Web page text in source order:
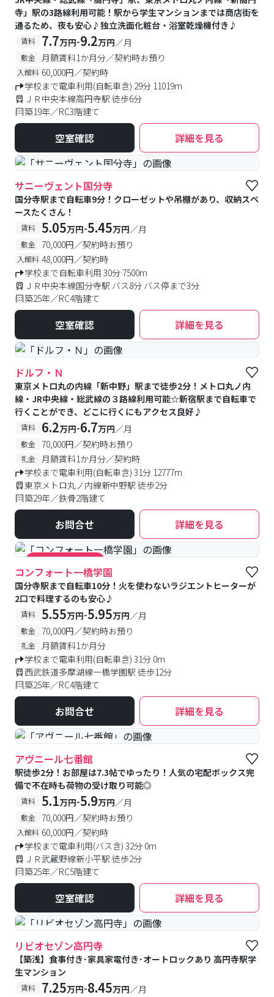
寺」駅の3路線利用可能！駅から学生マンションまでは商店街を
通るため、夜も安心♪独立洗面化粧台・浴室乾燥機付き♪
賃料 7.7万円-9.2万円／月
敷金 月額賃料1か月分／契約時お預り
入館料 60,000円／契約時
学校まで電車利用(自転車含) 29分 11019m
ＪＲ中央本線高円寺駅 徒歩6分
築19年／RC3階建て
空室確認 詳細を見る
#予約受付中 #空室待ち
サニーヴェント国分寺
国分寺駅まで自転車9分！クローゼットや吊棚があり、収納スペ
ースたくさん！
賃料 5.05万円-5.45万円／月
敷金 70,000円／契約時お預り
入館料 48,000円／契約時
学校まで自転車利用 30分 7500m
ＪＲ中央本線国分寺駅 バス8分 バス停まで3分
築25年／RC4階建て
空室確認 詳細を見る
ドルフ・Ｎ
東京メトロ丸の内線「新中野」駅まで徒歩2分！メトロ丸ノ内
線・JR中央線・総武線の３路線利用可能☆新宿駅まで自転車で
行くことができ、どこに行くにもアクセス良好♪
賃料 6.2万円-6.7万円／月
敷金 70,000円／契約時お預り
礼金
月額賃料1か月分／契約時
学校まで電車利用(自転車含) 31分 12777m
東京メトロ丸ノ内線新中野駅 徒歩2分
築29年／鉄骨2階建て
お問合せ 詳細を見る
#キャンペーン実施中
コンフォート一橋学園
国分寺駅まで自転車10分！火を使わないラジエントヒーターが
2口で料理するのも安心♪
賃料 5.55万円-5.95万円／月
敷金 70,000円／契約時お預り
礼金
月額賃料1か月分
学校まで電車利用(自転車含) 31分 0m
西武鉄道多摩湖線一橋学園駅 徒歩12分
築25年／RC4階建て
お問合せ 詳細を見る
#予約受付中 #空室待ち
アヴニール七番館
駅徒歩2分！お部屋は7.3帖でゆったり！人気の宅配ボックス完
備で不在時も荷物の受け取り可能◎
賃料 5.1万円-5.9万円／月
敷金 70,000円／契約時お預り
入館料 60,000円／契約時
学校まで電車利用(バス含) 32分 0m
ＪＲ武蔵野線新小平駅 徒歩2分
築25年／RC5階建て
空室確認 詳細を見る
#食事付き
リビオセゾン高円寺
【築浅】食事付き･家具家電付き･オートロックあり 高円寺駅学
生マンション
賃料 7.25万円-8.45万円／月